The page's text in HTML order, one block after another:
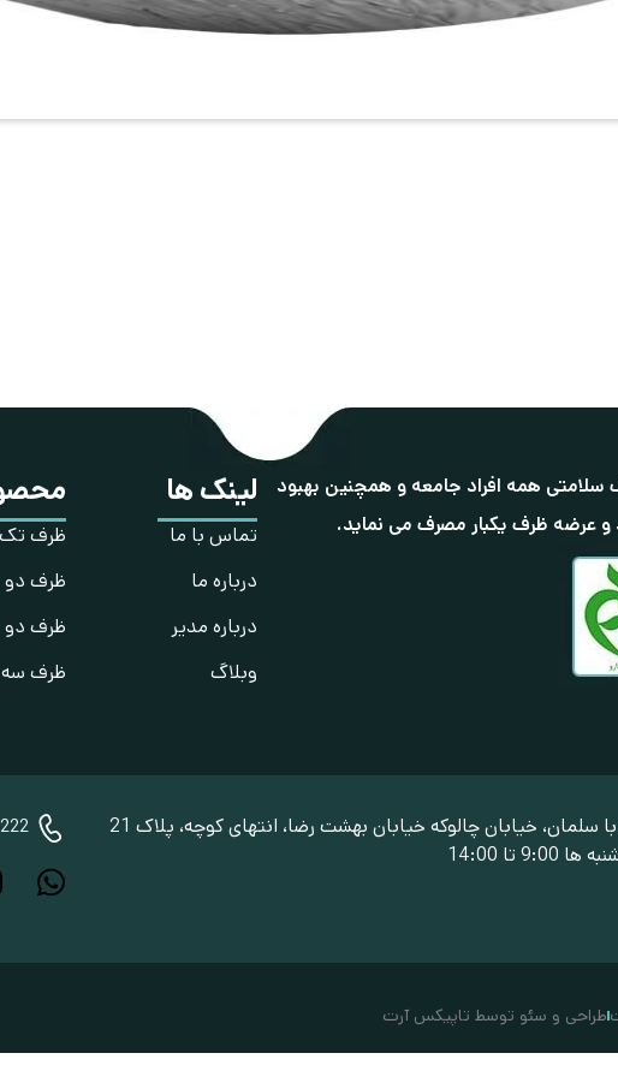
سلامتی همه افراد جامعه و همچنین بهبود
و عرضه ظرف یکبار مصرف می نماید.
لینک ها
تماس با ما
درباره ما
درباره مدیر
وبلاگ
ظرف تک
ظرف دو
ظرف دو
ظرف سه
خیابان چالوکه خیابان بهشت رضا، انتهای کوچه، پلاک 21
طراحی و سئو توسط تاپیکس آرت